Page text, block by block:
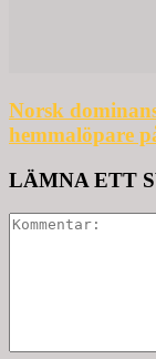
Norsk
hemmalöpare
LÄMNA ETT